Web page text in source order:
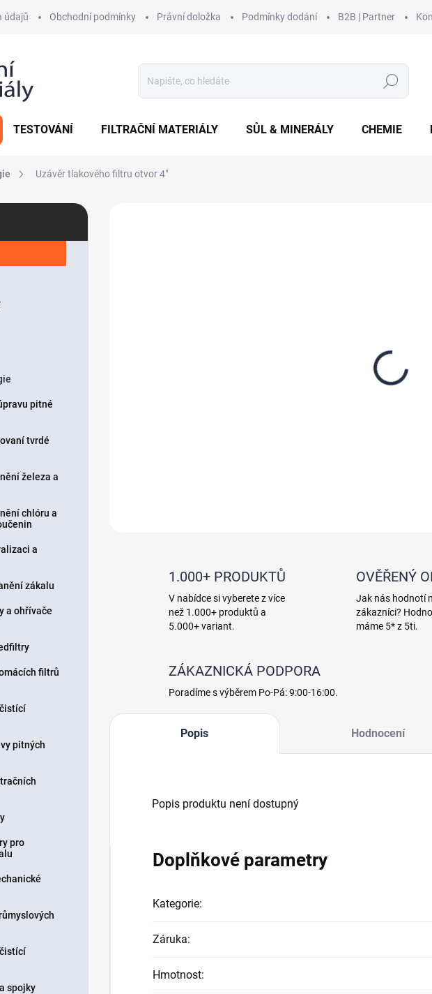
údajů Obchodní podmínky Právní doložka Podmínky dodání B2B | Partner
Hledat
TESTOVÁNÍ FILTRAČNÍ MATERIÁLY SŮL & MINERÁLY CHEMIE
Uzávěr tlakového filtru otvor 4"
pitné
tvrdé
železa a
chlóru a
a
zákalu
a ohřívače
filtrů
pitných
pro
spojky
1.000+ PRODUKTŮ
V nabídce si vyberete z více
než 1.000+ produktů a
5.000+ variant.
OVĚŘENÝ
Jak nás hodnotí
zákazníci?
máme 5* z 5ti.
ZÁKAZNICKÁ PODPORA
Poradíme s výběrem Po-Pá: 9:00-16:00.
Popis Hodnocení
Popis produktu není dostupný
Doplňkové parametry
Kategorie:
Záruka:
Hmotnost: